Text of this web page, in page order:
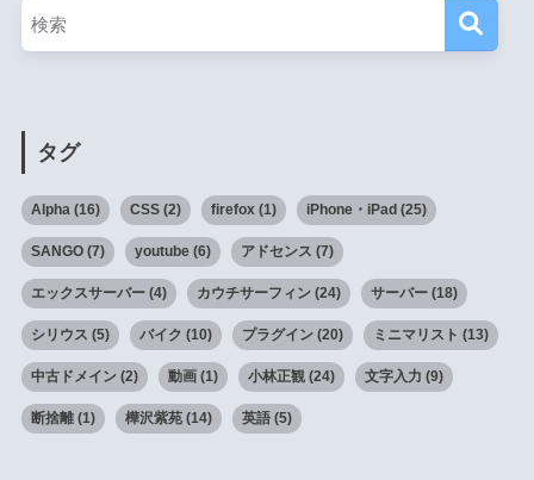
タグ
Alpha (16) CSS(2) firefox (1) iPhone・iPad(25)
SANGO(7) youtube(6) アドセンス (7)
エックスサーバー(4) カウチサーフィン(24) サーバー(18)
シリウス (5) バイク (10) プラグイン(20) ミニマリスト (13)
中古ドメイン(2) 動画(1) 小林正観(24) 文字入力 (9)
断捨離(1) 樺沢紫苑(14) 英語(5)